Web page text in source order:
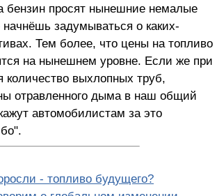
бензин просят нынешние немалые
начнёшь задумываться о каких-
Тем более, что цены на топливо
на нынешнем уровне. Если же при
выхлопных труб,
отравленного дыма в наш общий
автомобилистам за это
- топливо будущего?